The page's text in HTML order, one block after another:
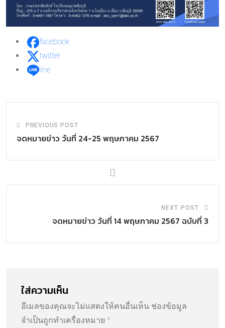
facebook
twitter
line
PREVIOUS POST
จดหมายข่าว วันที่ 24-25 พฤษภาคม 2567
NEXT POST
จดหมายข่าว วันที่ 14 พฤษภาคม 2567 ฉบับที่ 3
ใส่ความเห็น
อีเมลของคุณจะไม่แสดงให้คนอื่นเห็น ช่องข้อมูล
จำเป็นถูกทำเครื่องหมาย *